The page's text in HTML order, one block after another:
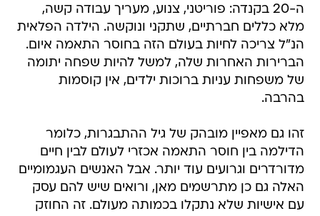
ה-20 בקנדה: פוריטני, צנוע, מעריך עבודה קשה,
מלא כללים חברתיים, שתקני ונוקשה. הילדה הפלאית
הנ"ל צריכה לחיות בעולם הזה בחוסר התאמה איום.
הברירות האחרות שלה, למשל להיות שפחה יתומה
של משפחות עניות ברוכות ילדים, אין קוסמות
בהרבה.
זהו גם מאפיין מובהק של גיל ההתבגרות, כלומר
הדילמה בין חוסר התאמה אכזרי לעולם לבין חיים
מדורדרים וגרועים עוד יותר. אבל האנשים העגמומיים
האלה גם כן מתרשמים מאן, ורואים שיש להם עסק
עם אישיות שלא נתקלו בכמותה מעולם. זה החוזק